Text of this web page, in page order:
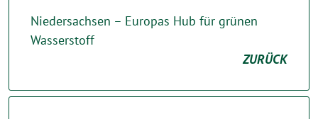
Niedersachsen – Europas Hub für grünen
Wasserstoff
ZURÜCK